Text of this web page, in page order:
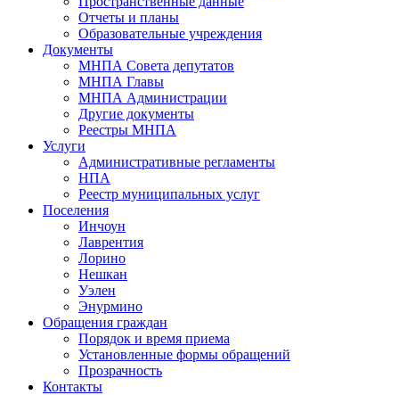
Отчеты и планы
Образовательные учреждения
Документы
МНПА Совета депутатов
МНПА Главы
МНПА Администрации
Другие документы
Реестры МНПА
Услуги
Административные регламенты
НПА
Реестр муниципальных услуг
Поселения
Инчоун
Лаврентия
Лорино
Нешкан
Уэлен
Энурмино
Обращения граждан
Порядок и время приема
Установленные формы обращений
Прозрачность
Контакты